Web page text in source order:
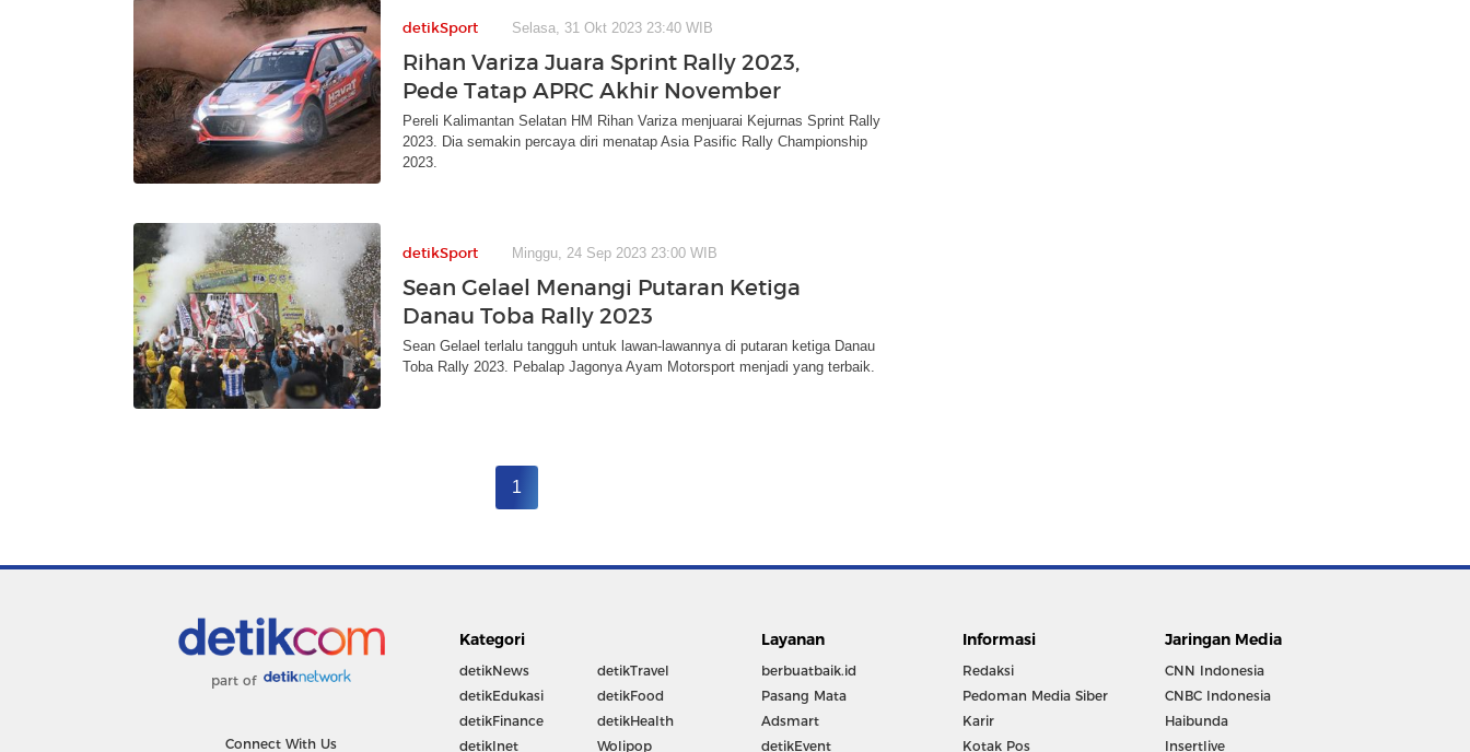
detikSport Selasa, 31 Okt 2023 23:40 WIB
Rihan Variza Juara Sprint Rally 2023,
Pede Tatap APRC Akhir November
Pereli Kalimantan Selatan HM Rihan Variza menjuarai Kejurnas Sprint Rally
2023. Dia semakin percaya diri menatap Asia Pasific Rally Championship
2023.
detikSport Minggu, 24 Sep 2023 23:00 WIB
Sean Gelael Menangi Putaran Ketiga
Danau Toba Rally 2023
Sean Gelael terlalu tangguh untuk lawan-lawannya di putaran ketiga Danau
Toba Rally 2023. Pebalap Jagonya Ayam Motorsport menjadi yang terbaik.
1
part of
Connect With Us
Kategori
detikNews
detikEdukasi
detikFinance
detikInet
detikTravel
detikFood
detikHealth
Wolipop
Layanan
berbuatbaik.id
Pasang Mata
Adsmart
detikEvent
Informasi
Redaksi
Pedoman Media Siber
Karir
Kotak Pos
Jaringan Media
CNN Indonesia
CNBC Indonesia
Haibunda
Insertlive